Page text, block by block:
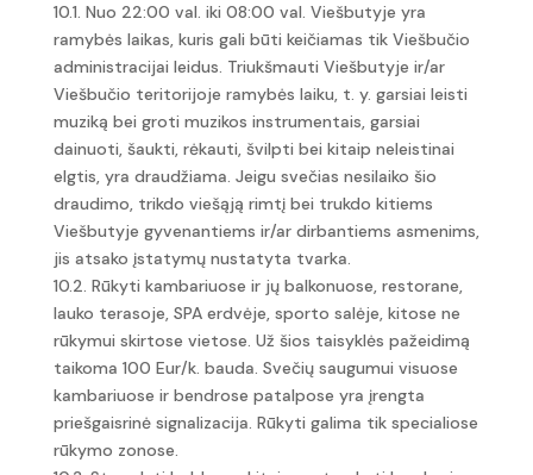
10.1. Nuo 22:00 val. iki 08:00 val. Viešbutyje yra
ramybės laikas, kuris gali būti keičiamas tik Viešbučio
administracijai leidus. Triukšmauti Viešbutyje ir/ar
Viešbučio teritorijoje ramybės laiku, t. y. garsiai leisti
muziką bei groti muzikos instrumentais, garsiai
dainuoti, šaukti, rėkauti, švilpti bei kitaip neleistinai
elgtis, yra draudžiama. Jeigu svečias nesilaiko šio
draudimo, trikdo viešąją rimtį bei trukdo kitiems
Viešbutyje gyvenantiems ir/ar dirbantiems asmenims,
jis atsako įstatymų nustatyta tvarka.
10.2. Rūkyti kambariuose ir jų balkonuose, restorane,
lauko terasoje, SPA erdvėje, sporto salėje, kitose ne
rūkymui skirtose vietose. Už šios taisyklės pažeidimą
taikoma 100 Eur/k. bauda. Svečių saugumui visuose
kambariuose ir bendrose patalpose yra įrengta
priešgaisrinė signalizacija. Rūkyti galima tik specialiose
rūkymo zonose.